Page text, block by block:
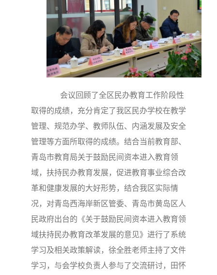
会议回顾了全区民办教育工作阶段性
取得的成绩，充分肯定了我区民办学校在教学
管理、规范办学、教师队伍、内涵发展及安全
管理等方面所取得的成绩。结合当前教育部、
青岛市教育局关于鼓励民间资本进入教育领
域，扶持民办教育发展，促进教育事业综合改
革和健康发展的大好形势，结合我区实际情
况，对青岛西海岸新区管委、青岛市黄岛区人
民政府出台的《关于鼓励民间资本进入教育领
域扶持民办教育改革发展的意见》进行了系统
学习及相关政策解读，徐全胜老师主持了文件
学习，与会学校负责人参与了交流研讨，田怀